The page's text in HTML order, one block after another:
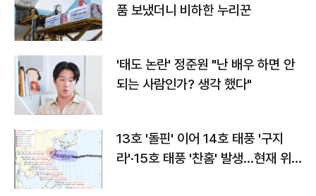
품 보냈더니 비하한 누리꾼
'태도 논란' 정준원 "난 배우 하면 안
되는 사람인가? 생각 했다"
13호 '돌핀' 이어 14호 태풍 '구지
라'·15호 태풍 '찬홈' 발생…현재 위